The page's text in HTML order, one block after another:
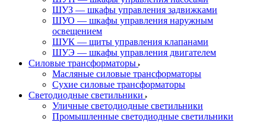
ШУЗ — шкафы управления задвижками
ШУО — шкафы управления наружным
освещением
ШУК — щиты управления клапанами
ШУЭ — шкафы управления двигателем
Силовые трансформаторы
Масляные силовые трансформаторы
Сухие силовые трансформаторы
Светодиодные светильники
Уличные светодиодные светильники
Промышленные светодиодные светильники